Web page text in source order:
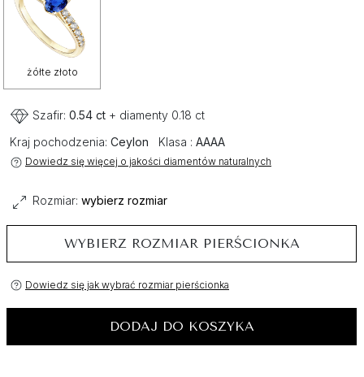
żółte złoto
Szafir: 0.54 ct + diamenty 0.18 ct
Kraj pochodzenia: Ceylon Klasa : AAAA
Dowiedz się więcej o jakości diamentów naturalnych
Rozmiar: wybierz rozmiar
WYBIERZ ROZMIAR PIERŚCIONKA
Dowiedz się jak wybrać rozmiar pierścionka
DODAJ DO KOSZYKA